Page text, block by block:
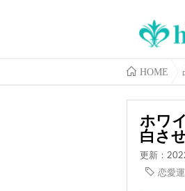
HOME
ホワ
白さ
更新：
恋愛運